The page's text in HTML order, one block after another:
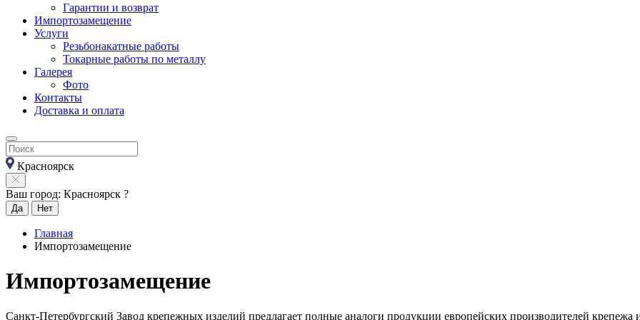
Гарантии и возврат
Импортозамещение
Услуги
Резьбонакатные работы
Токарные работы по металлу
Галерея
Фото
Контакты
Доставка и оплата
Красноярск
Ваш город: Красноярск ?
Да Нет
Главная
Импортозамещение
Импортозамещение
Санкт-Петербургский Завод крепежных изделий предлагает полные аналоги продукции европейских производителей крепежа